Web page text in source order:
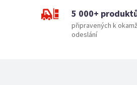
5 000+
připravených k
odeslání